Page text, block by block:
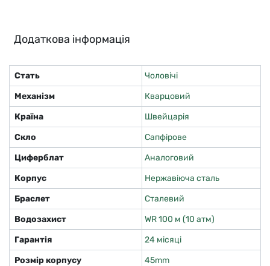
Додаткова інформація
Стать
Чоловічі
Механізм
Кварцовий
Країна
Швейцарія
Скло
Сапфірове
Циферблат
Аналоговий
Корпус
Нержавіюча сталь
Браслет
Сталевий
Водозахист
WR 100 м (10 атм)
Гарантія
24 місяці
Розмір корпусу
45mm